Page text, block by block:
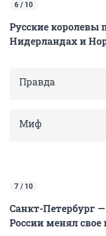
6 / 10
Русские королевы
Нидерландах и
Правда
Миф
7 / 10
Санкт-Петербург
России менял свое